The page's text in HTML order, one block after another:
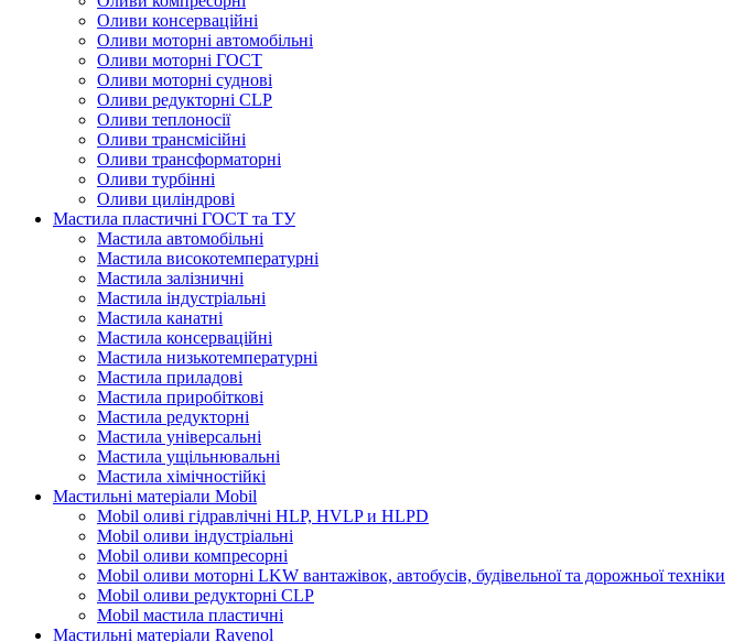
Оливи консерваційні
Оливи моторні автомобільні
Оливи моторні ГОСТ
Оливи моторні суднові
Оливи редукторні CLP
Оливи теплоносії
Оливи трансмісійні
Оливи трансформаторні
Оливи турбінні
Оливи циліндрові
Мастила пластичні ГОСТ та ТУ
Мастила автомобільні
Мастила високотемпературні
Мастила залізничні
Мастила індустріальні
Мастила канатні
Мастила консерваційні
Мастила низькотемпературні
Мастила приладові
Мастила приробіткові
Мастила редукторні
Мастила універсальні
Мастила ущільнювальні
Мастила хімічностійкі
Мастильні матеріали Mobil
Mobil оливі гідравлічні HLP, HVLP и HLPD
Mobil оливи індустріальні
Mobil оливи компресорні
Mobil оливи моторні LKW вантажівок, автобусів, будівельної та дорожньої техніки
Mobil оливи редукторні CLP
Mobil мастила пластичні
Мастильні матеріали Ravenol